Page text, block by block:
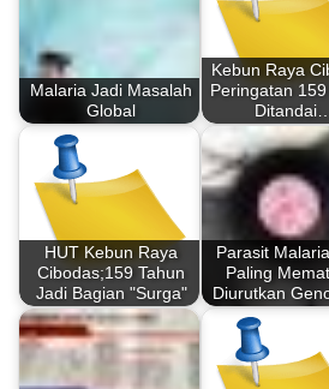
Malaria Jadi Masalah
Global
Kebun Raya
Peringatan 159
Ditandai…
HUT Kebun Raya
Cibodas;159 Tahun
Jadi Bagian "Surga"
Parasit
Paling
Diurutkan